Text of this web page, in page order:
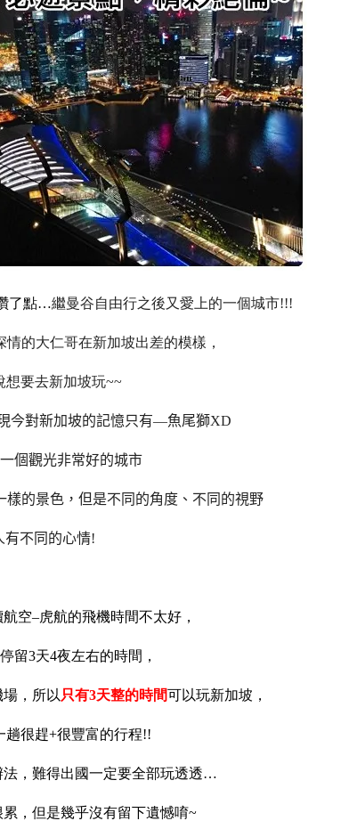
了點…繼曼谷自由行之後又愛上的一個城市!!!
情的大仁哥在新加坡出差的模樣，
想要去新加坡玩~~
今對新加坡的記憶只有—魚尾獅XD
個觀光非常好的城市
的景色，但是不同的角度、不同的視野
有不同的心情!
空–虎航的飛機時間不太好，
留3天4夜左右的時間，
，所以 只有3天整的時間可以玩新加坡，
趟很趕+很豐富的行程!!
，難得出國一定要全部玩透透…
，但是幾乎沒有留下遺憾唷~